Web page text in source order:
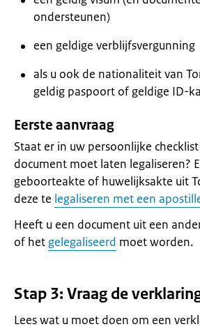
ondersteunen)
een geldige verblijfsvergunning
als u ook de nationaliteit van
geldig paspoort of geldige ID-
Eerste aanvraag
Staat er in uw persoonlijke
document moet laten legaliseren?
geboorteakte of huwelijksakte uit
deze te legaliseren met een
Heeft u een document uit een
of het gelegaliseerd moet worden.
Stap 3: Vraag de
Lees wat u moet doen om een